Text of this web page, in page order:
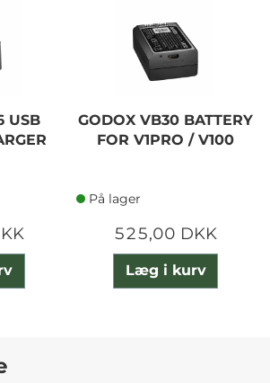
USB
GODOX VB30 BATTERY
FOR V1PRO / V100
På lager
525,00 DKK
Læg i kurv